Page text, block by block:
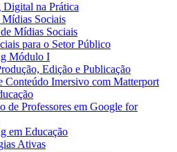
na Prática
Mídias Sociais
Mídias Sociais
para o Setor Público
Módulo I
Edição e Publicação
Conteúdo Imersivo com Matterport
de Professores em Google for
em Educação
Ativas